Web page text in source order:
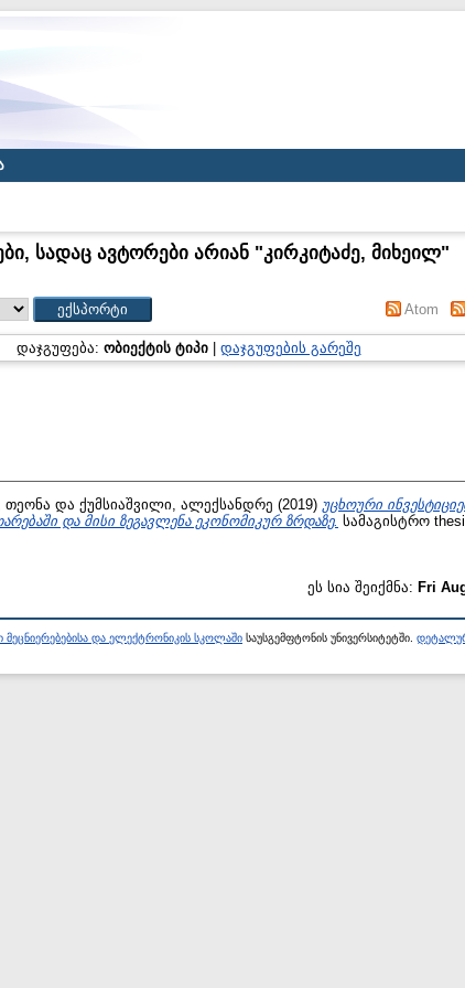
სადაც ავტორები არიან "კირკიტაძე, მიხეილ"
Atom
დაჯგუფება: ობიექტის ტიპი| დაჯგუფების გარეშე
თეონა და ქუმსიაშვილი, ალექსანდრე (2019) უცხოური
და მისი ზეგავლენა ეკონომიკურ ზრდაზე. სამაგისტრო
ეს სია შეიქმნა: Fri
მეცნიერებებისა და ელექტრონიკის სკოლაში საუსგემფტონის უნივერსიტეტში.